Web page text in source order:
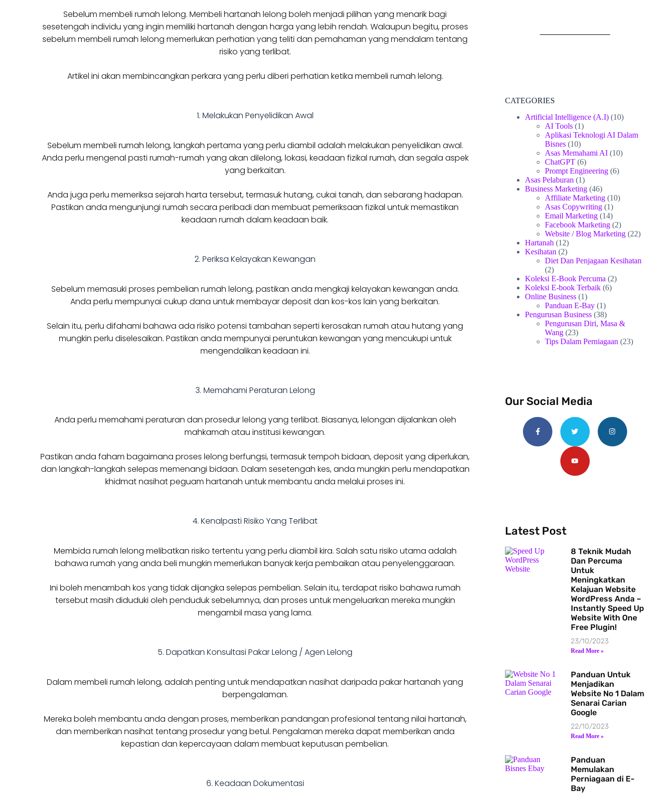
Sebelum membeli rumah lelong. Membeli hartanah lelong boleh menjadi pilihan yang menarik bagi
sesetengah individu yang ingin memiliki hartanah dengan harga yang lebih rendah. Walaupun begitu, proses
sebelum membeli rumah lelong memerlukan perhatian yang teliti dan pemahaman yang mendalam tentang
risiko yang terlibat.
Artikel ini akan membincangkan perkara yang perlu diberi perhatian ketika membeli rumah lelong.
1. Melakukan Penyelidikan Awal
Sebelum membeli rumah lelong, langkah pertama yang perlu diambil adalah melakukan penyelidikan awal.
Anda perlu mengenal pasti rumah-rumah yang akan dilelong, lokasi, keadaan fizikal rumah, dan segala aspek
yang berkaitan.
Anda juga perlu memeriksa sejarah harta tersebut, termasuk hutang, cukai tanah, dan sebarang hadapan.
Pastikan anda mengunjungi rumah secara peribadi dan membuat pemeriksaan fizikal untuk memastikan
keadaan rumah dalam keadaan baik.
2. Periksa Kelayakan Kewangan
Sebelum memasuki proses pembelian rumah lelong, pastikan anda mengkaji kelayakan kewangan anda.
Anda perlu mempunyai cukup dana untuk membayar deposit dan kos-kos lain yang berkaitan.
Selain itu, perlu difahami bahawa ada risiko potensi tambahan seperti kerosakan rumah atau hutang yang
mungkin perlu diselesaikan. Pastikan anda mempunyai peruntukan kewangan yang mencukupi untuk
mengendalikan keadaan ini.
3. Memahami Peraturan Lelong
Anda perlu memahami peraturan dan prosedur lelong yang terlibat. Biasanya, lelongan dijalankan oleh
mahkamah atau institusi kewangan.
Pastikan anda faham bagaimana proses lelong berfungsi, termasuk tempoh bidaan, deposit yang diperlukan,
dan langkah-langkah selepas memenangi bidaan. Dalam sesetengah kes, anda mungkin perlu mendapatkan
khidmat nasihat peguam hartanah untuk membantu anda melalui proses ini.
4. Kenalpasti Risiko Yang Terlibat
Membida rumah lelong melibatkan risiko tertentu yang perlu diambil kira. Salah satu risiko utama adalah
bahawa rumah yang anda beli mungkin memerlukan banyak kerja pembaikan atau penyelenggaraan.
Ini boleh menambah kos yang tidak dijangka selepas pembelian. Selain itu, terdapat risiko bahawa rumah
tersebut masih diduduki oleh penduduk sebelumnya, dan proses untuk mengeluarkan mereka mungkin
mengambil masa yang lama.
5. Dapatkan Konsultasi Pakar Lelong / Agen Lelong
Dalam membeli rumah lelong, adalah penting untuk mendapatkan nasihat daripada pakar hartanah yang
berpengalaman.
Mereka boleh membantu anda dengan proses, memberikan pandangan profesional tentang nilai hartanah,
dan memberikan nasihat tentang prosedur yang betul. Pengalaman mereka dapat memberikan anda
kepastian dan kepercayaan dalam membuat keputusan pembelian.
6. Keadaan Dokumentasi
CATEGORIES
Artificial Intelligence (A.I) (10)
AI Tools (1)
Aplikasi Teknologi AI Dalam
Bisnes (10)
Asas Memahami AI (10)
ChatGPT (6)
Prompt Engineering (6)
Asas Pelaburan (1)
Business Marketing (46)
Affiliate Marketing (10)
Asas Copywriting (1)
Email Marketing (14)
Facebook Marketing (2)
Website / Blog Marketing (22)
Hartanah (12)
Kesihatan (2)
Diet Dan Penjagaan Kesihatan
(2)
Koleksi E-Book Percuma (2)
Koleksi E-book Terbaik (6)
Online Business (1)
Panduan E-Bay (1)
Pengurusan Business (38)
Pengurusan Diri, Masa &
Wang (23)
Tips Dalam Perniagaan (23)
Our Social Media
Latest Post
8 Teknik Mudah
Dan Percuma
Untuk
Meningkatkan
Kelajuan Website
WordPress Anda –
Instantly Speed Up
Website With One
Free Plugin!
23/10/2023
Read More »
Panduan Untuk
Menjadikan
Website No 1 Dalam
Senarai Carian
Google
22/10/2023
Read More »
Panduan
Memulakan
Perniagaan di E-
Bay